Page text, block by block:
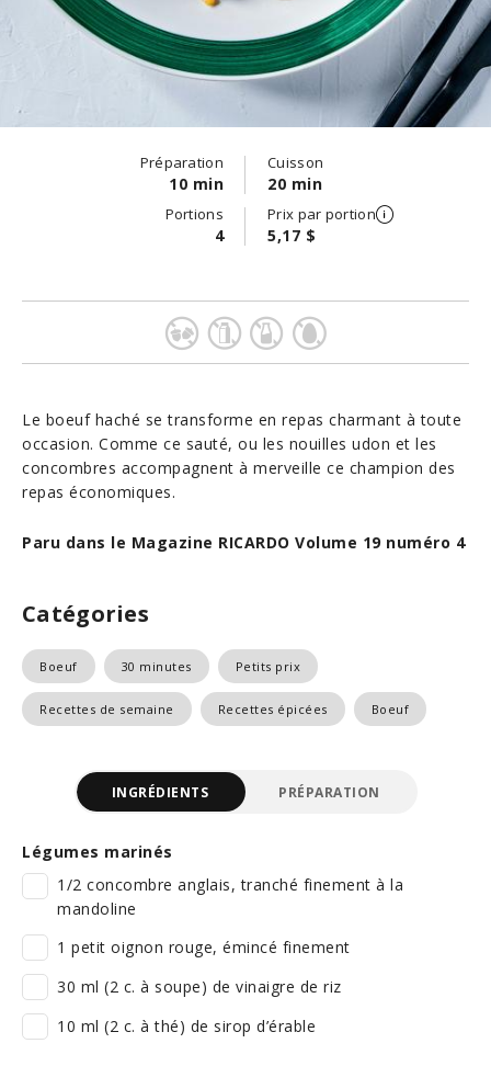
Préparation
10 min
Cuisson
20 min
Portions
4
Prix par portion
5,17 $
Le boeuf haché se transforme en repas charmant à toute
occasion. Comme ce sauté, ou les nouilles udon et les
concombres accompagnent à merveille ce champion des
repas économiques.
Paru dans le Magazine RICARDO Volume 19 numéro 4
Catégories
Boeuf 30 minutes Petits prix
Recettes de semaine Recettes épicées Boeuf
INGRÉDIENTS PRÉPARATION
Légumes marinés
1/2 concombre anglais, tranché finement à la
mandoline
1 petit oignon rouge, émincé finement
30 ml (2 c. à soupe) de vinaigre de riz
10 ml (2 c. à thé) de sirop d’érable